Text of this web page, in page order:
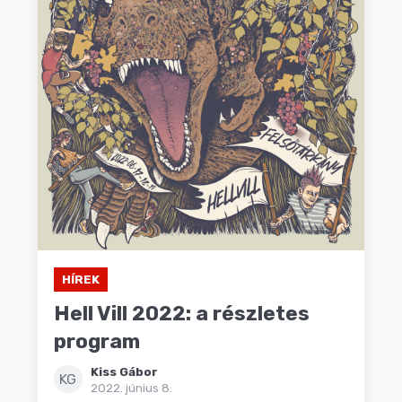
HÍREK
Hell Vill 2022: a részletes
program
KG
Kiss Gábor
2022. június 8.